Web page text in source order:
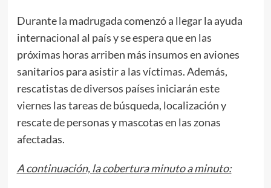
Durante la madrugada comenzó a llegar la ayuda
internacional al país y se espera que en las
próximas horas arriben más insumos en aviones
sanitarios para asistir a las víctimas. Además,
rescatistas de diversos países iniciarán este
viernes las tareas de búsqueda, localización y
rescate de personas y mascotas en las zonas
afectadas.
A continuación, la cobertura minuto a minuto: